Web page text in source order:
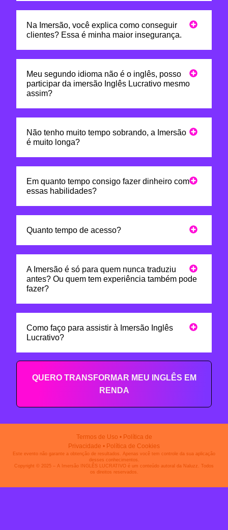
Na Imersão, você explica como conseguir
clientes? Essa é minha maior insegurança.
Meu segundo idioma não é o inglês, posso
participar da imersão Inglês Lucrativo mesmo
assim?
Não tenho muito tempo sobrando, a Imersão
é muito longa?
Em quanto tempo consigo fazer dinheiro com
essas habilidades?
Quanto tempo de acesso?
A Imersão é só para quem nunca traduziu
antes? Ou quem tem experiência também pode
fazer?
Como faço para assistir à Imersão Inglês
Lucrativo?
QUERO TRANSFORMAR MEU INGLÊS EM
RENDA
Termos de Uso • Política de
Privacidade • Política de Cookies
Este evento não garante a obtenção de resultados. Apenas você tem controle da sua aplicação
desses conhecimentos.
Copyright © 2025 – A Imersão INGLÊS LUCRATIVO é um conteúdo autoral da Naluzz. Todos
os direitos reservados.